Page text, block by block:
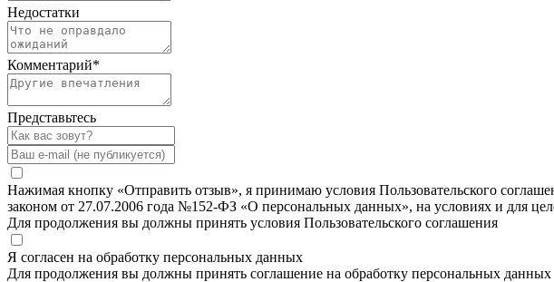
Недостатки
Комментарий*
Представьтесь
Нажимая кнопку «Отправить отзыв», я принимаю условия Пользовательского
законом от 27.07.2006 года №152-ФЗ «О персональных данных», на условиях и для
Для продолжения вы должны принять условия Пользовательского соглашения
Я согласен на обработку персональных данных
Для продолжения вы должны принять соглашение на обработку персональных данных